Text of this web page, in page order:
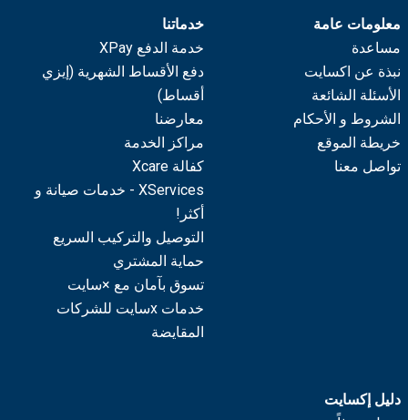
معلومات عامة
مساعدة
نبذة عن اكسايت
الأسئلة الشائعة
الشروط و الأحكام
خريطة الموقع
تواصل معنا
خدماتنا
خدمة الدفع XPay
دفع الأقساط الشهرية (إيزي
أقساط)
معارضنا
مراكز الخدمة
كفالة Xcare
XServices - خدمات صيانة و
أكثر!
التوصيل والتركيب السريع
حماية المشتري
تسوق بآمان مع ×سايت
خدمات xسايت للشركات
المقايضة
دليل إكسايت